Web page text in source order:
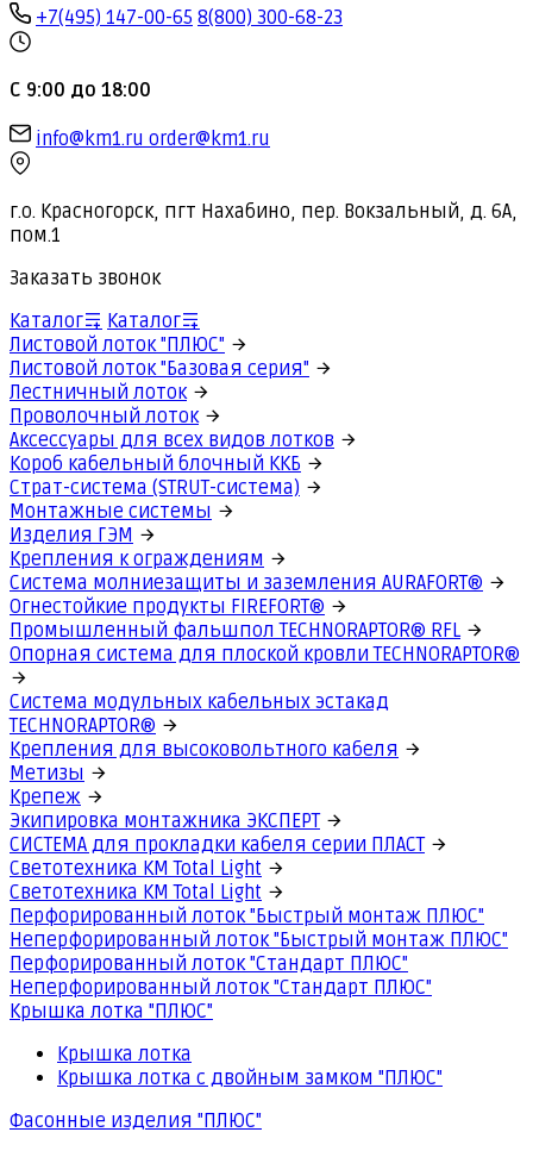
+7(495) 147-00-65 8(800) 300-68-23
С 9:00 до 18:00
info@km1.ru order@km1.ru
г.о. Красногорск, пгт Нахабино, пер. Вокзальный, д. 6А,
пом.1
Заказать звонок
Каталог
Каталог
Листовой лоток "ПЛЮС"
Листовой лоток "Базовая серия"
Лестничный лоток
Проволочный лоток
Аксессуары для всех видов лотков
Короб кабельный блочный ККБ
Страт-система (STRUT-система)
Монтажные системы
Изделия ГЭМ
Крепления к ограждениям
Система молниезащиты и заземления AURAFORT®
Огнестойкие продукты FIREFORT®
Промышленный фальшпол TECHNORAPTOR® RFL
Опорная система для плоской кровли TECHNORAPTOR®
Система модульных кабельных эстакад
TECHNORAPTOR®
Крепления для высоковольтного кабеля
Метизы
Крепеж
Экипировка монтажника ЭКСПЕРТ
СИСТЕМА для прокладки кабеля серии ПЛАСТ
Светотехника КМ Total Light
Светотехника КМ Total Light
Перфорированный лоток "Быстрый монтаж ПЛЮС"
Неперфорированный лоток "Быстрый монтаж ПЛЮС"
Перфорированный лоток "Стандарт ПЛЮС"
Неперфорированный лоток "Стандарт ПЛЮС"
Крышка лотка "ПЛЮС"
Крышка лотка
Крышка лотка с двойным замком "ПЛЮС"
Фасонные изделия "ПЛЮС"